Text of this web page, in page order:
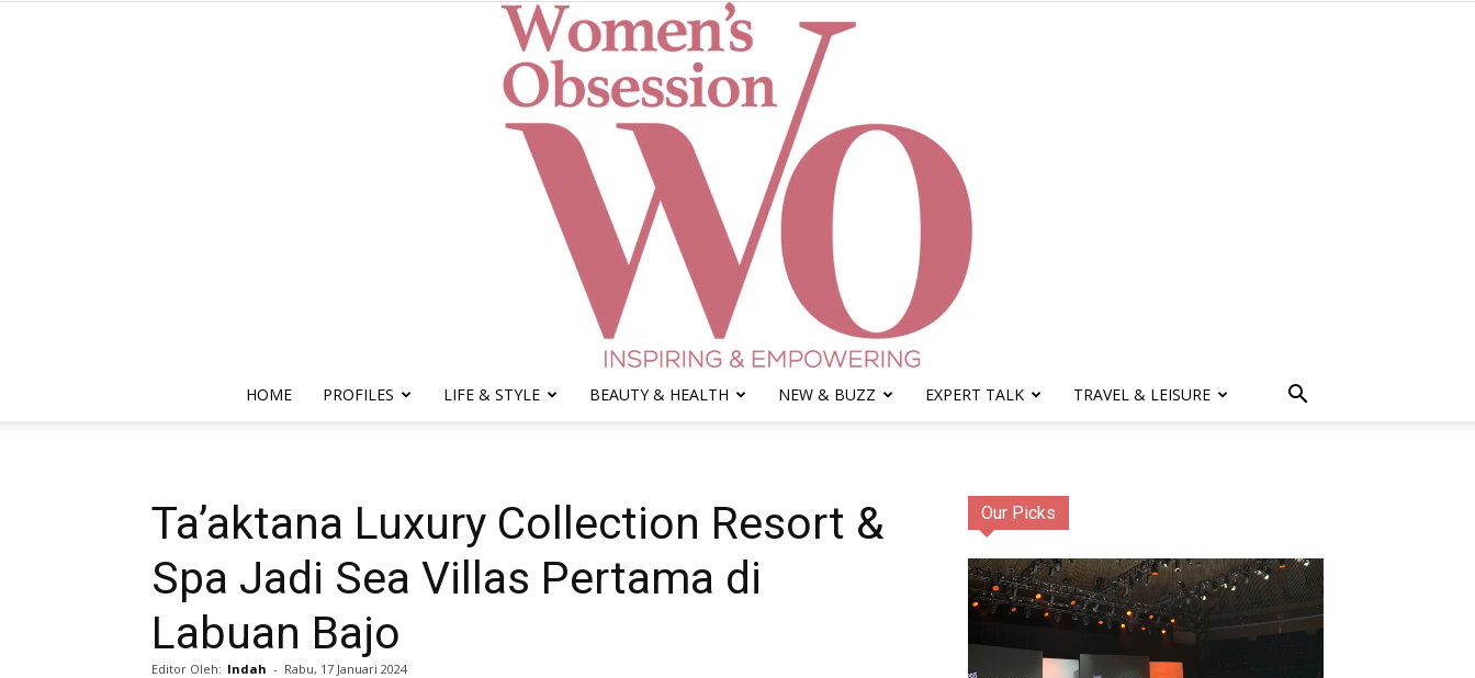
Obsession
HOME PROFILES LIFE & STYLE BEAUTY & HEALTH NEW & BUZZ EXPERT TALK TRAVEL & LEISURE
Ta’aktana Luxury Collection Resort &
Spa Jadi Sea Villas Pertama di
Labuan Bajo
Editor Oleh: Indah - Rabu, 17 Januari 2024
Our Picks